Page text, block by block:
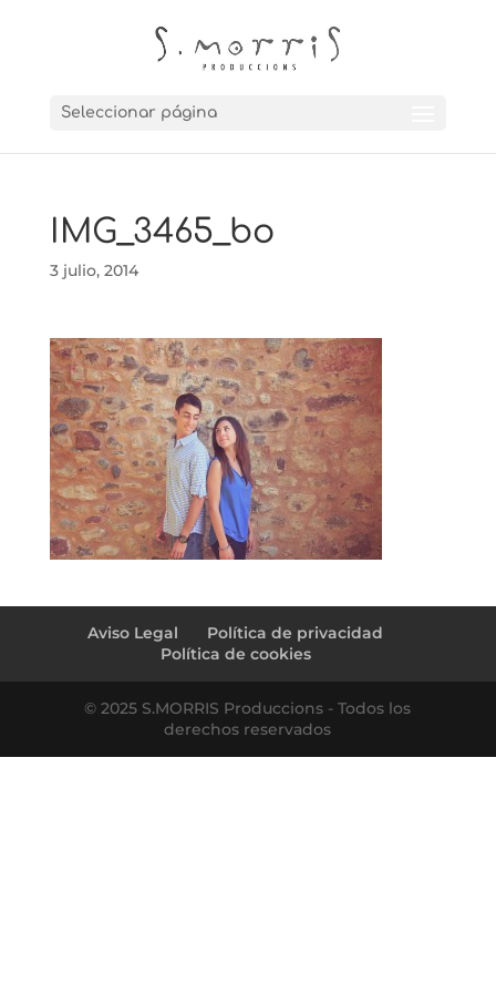
Seleccionar página
IMG_3465_bo
3 julio, 2014
Aviso Legal
Política de privacidad
Política de cookies
© 2025 S.MORRIS Produccions - Todos los
derechos reservados